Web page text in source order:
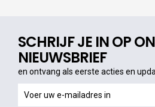
SCHRIJF JE IN OP
NIEUWSBRIEF
en ontvang als eerste acties en
ontvang